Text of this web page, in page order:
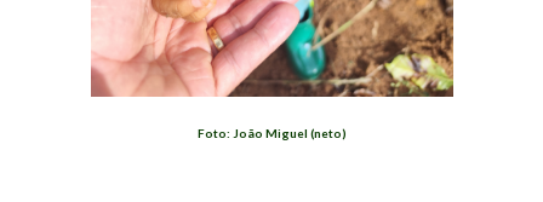
Foto: João Miguel (neto)